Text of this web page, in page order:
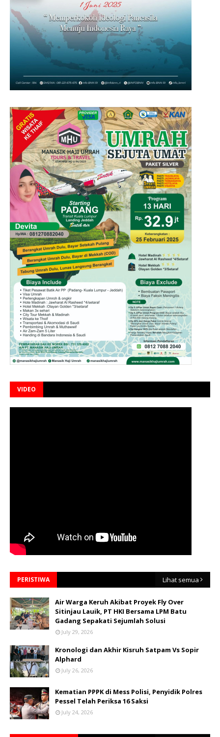
VIDEO
PERISTIWA Lihat semua
Air Warga Keruh Akibat Proyek Fly Over
Sitinjau Lauik, PT HKI Bersama LPM Batu
Gadang Sepakati Sejumlah Solusi
July 29, 2026
Kronologi dan Akhir Kisruh Satpam Vs Sopir
Alphard
July 26, 2026
Kematian PPPK di Mess Polisi, Penyidik Polres
Pessel Telah Periksa 16 Saksi
July 24, 2026